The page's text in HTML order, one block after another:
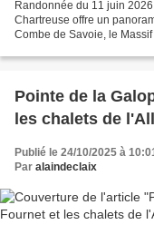
Randonnée du 11 juin
Chartreuse offre un
Combe de Savoie, le
Pointe de la
les chalets de
Publié le 24/10/2025 à
Par alaindeclaix